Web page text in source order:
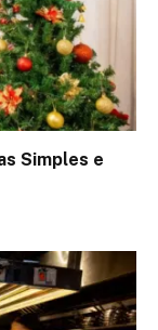
Simples e